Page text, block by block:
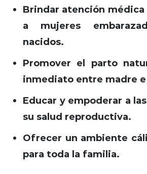
Brindar atención
a mujeres
nacidos.
Promover el parto
inmediato entre madre
Educar y empoderar a
su salud reproductiva.
Ofrecer un ambiente
para toda la familia.